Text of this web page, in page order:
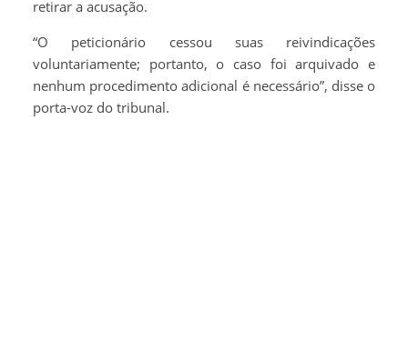
retirar a acusação.
“O peticionário cessou suas reivindicações
voluntariamente; portanto, o caso foi arquivado e
nenhum procedimento adicional é necessário”, disse o
porta-voz do tribunal.